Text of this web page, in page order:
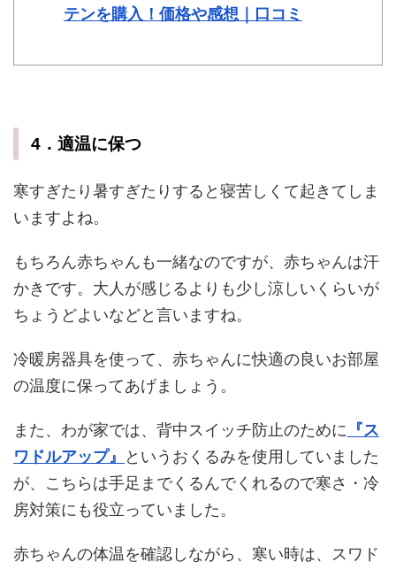
テンを購入！価格や感想｜口コミ
4．適温に保つ
寒すぎたり暑すぎたりすると寝苦しくて起きてしま
いますよね。
もちろん赤ちゃんも一緒なのですが、赤ちゃんは汗
かきです。大人が感じるよりも少し涼しいくらいが
ちょうどよいなどと言いますね。
冷暖房器具を使って、赤ちゃんに快適の良いお部屋
の温度に保ってあげましょう。
また、わが家では、背中スイッチ防止のために 『ス
ワドルアップ』
というおくるみを使用していました
が、こちらは手足までくるんでくれるので寒さ・冷
房対策にも役立っていました。
赤ちゃんの体温を確認しながら、寒い時は、スワド